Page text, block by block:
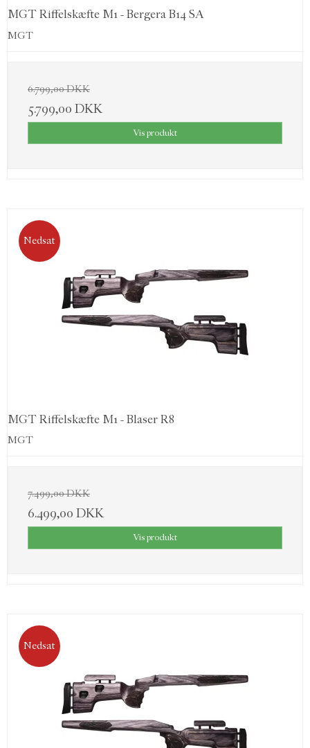
MGT Riffelskæfte M1 - Bergera B14 SA
MGT
6.799,00 DKK
5.799,00 DKK
Vis produkt
Nedsat
MGT Riffelskæfte M1 - Blaser R8
MGT
7.499,00 DKK
6.499,00 DKK
Vis produkt
Nedsat